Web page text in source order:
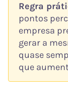
Regra
pontos
empresa
gerar a
quase
que